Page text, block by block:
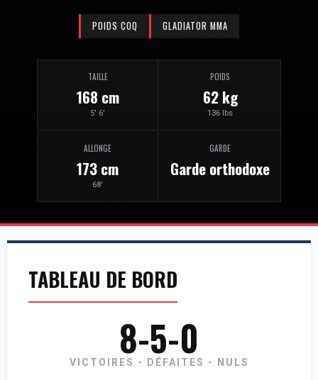
POIDS COQ GLADIATOR MMA
TAILLE
168 cm
5' 6'
POIDS
62 kg
136 lbs
ALLONGE
173 cm
68'
GARDE
Garde orthodoxe
TABLEAU DE BORD
8-5-0
VICTOIRES - DÉFAITES - NULS